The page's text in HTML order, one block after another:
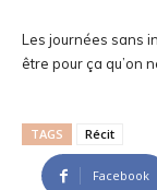
Les journées sans
être pour ça qu’on
TAGS Récit
Facebook